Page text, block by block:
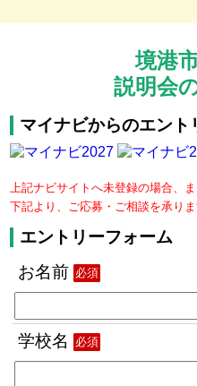
境港
説明会
マイナビからのエント
上記ナビサイトへ未登録の場合、
下記より、ご応募・ご相談を承り
エントリーフォーム
お名前 必須
学校名 必須